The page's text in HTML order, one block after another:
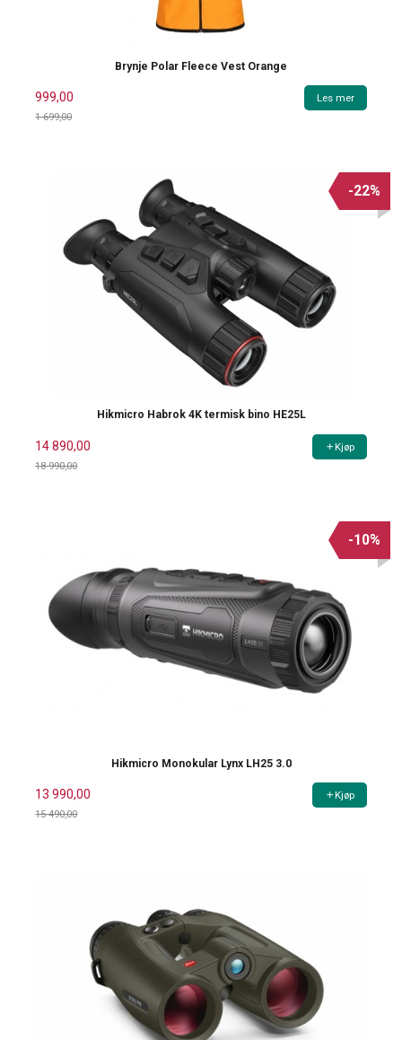
Brynje Polar Fleece Vest Orange
999,00
1 699,00
Les mer
Hikmicro Habrok 4K termisk bino HE25L
14 890,00
18 990,00
-22%
Kjøp
Hikmicro Monokular Lynx LH25 3.0
13 990,00
15 490,00
-10%
Kjøp